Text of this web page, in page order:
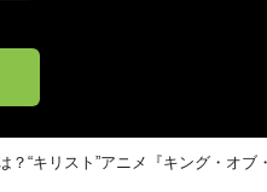
“キリスト”アニメ『キング・オブ